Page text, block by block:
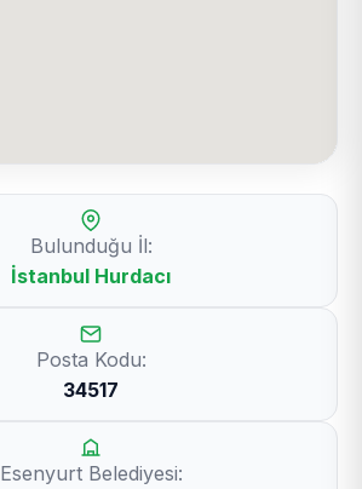
Bulunduğu İl:
İstanbul Hurdacı
Posta Kodu:
34517
Esenyurt Belediyesi: